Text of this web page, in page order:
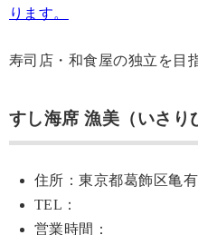
ります。
寿司店・和食屋の独立を目
すし海席 漁美（いさり
住所：東京都葛飾区亀
TEL：
営業時間：